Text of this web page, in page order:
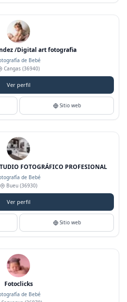
/Digital art fotografia
de Bebé
Cangas (36940)
Ver perfil
Sitio web
FOTOGRÁFICO PROFESIONAL
de Bebé
Bueu (36930)
Ver perfil
Sitio web
Fotoclicks
de Bebé